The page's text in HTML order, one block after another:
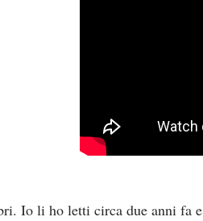
Io li ho letti circa due anni fa e